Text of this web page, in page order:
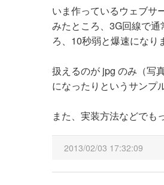
いま作っているウェブサ
みたところ、3G回線で
ろ、10秒弱と爆速になり
扱えるのが jpg のみ（写
になったりというサンプ
また、実装方法などでも
2013/02/03 17:32:09